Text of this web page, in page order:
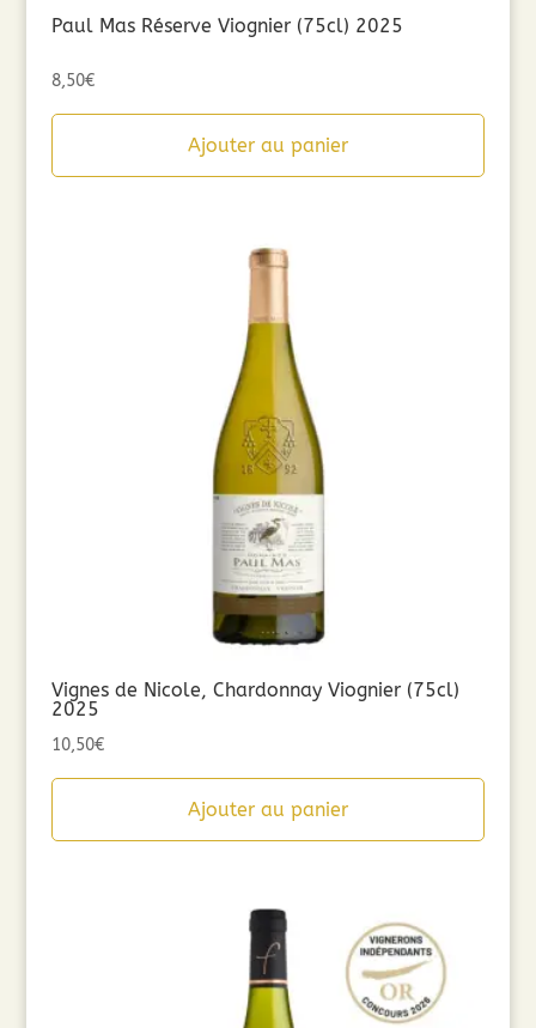
Paul Mas Réserve Viognier (75cl) 2025
8,50€
Ajouter au panier
Vignes de Nicole, Chardonnay Viognier (75cl)
2025
10,50€
Ajouter au panier